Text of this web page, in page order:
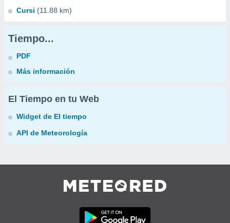
Cursi (11.88 km)
Tiempo...
PDF
Más información
El Tiempo en tu Web
Widget de El tiempo
API de Meteorología